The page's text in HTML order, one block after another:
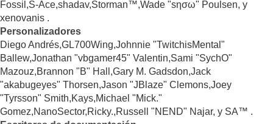
Fossil,S-Ace,shadav,Storman™,Wade "sησω" Poulsen, y
xenovanis .
Personalizadores
Diego Andrés,GL700Wing,Johnnie "TwitchisMental"
Ballew,Jonathan "vbgamer45" Valentin,Sami "SychO"
Mazouz,Brannon "B" Hall,Gary M. Gadsdon,Jack
"akabugeyes" Thorsen,Jason "JBlaze" Clemons,Joey
"Tyrsson" Smith,Kays,Michael "Mick."
Gomez,NanoSector,Ricky.,Russell "NEND" Najar, y SA™ .